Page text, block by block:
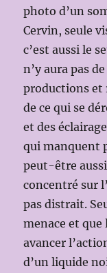
photo d’un
Cervin, seule
c’est aussi le
n’y aura pas
productions et
de ce qui se
et des
qui manquent
peut-être
concentré sur
pas distrait.
menace et
avancer
d’un liquide